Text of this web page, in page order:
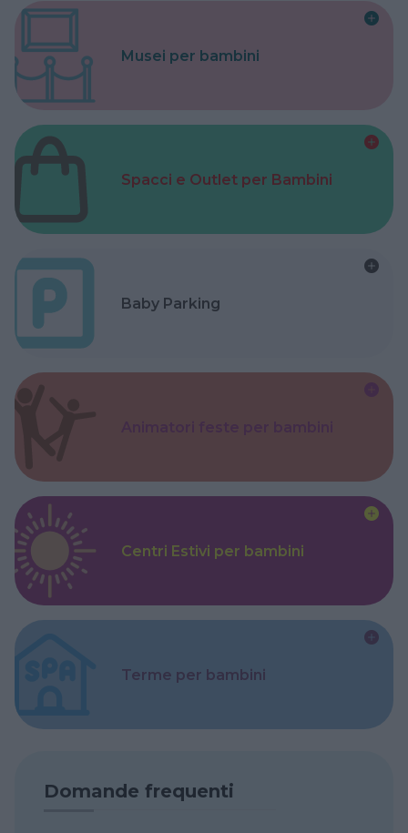
Musei per bambini
Spacci e Outlet per Bambini
Baby Parking
Centri Estivi per bambini
Terme per bambini
Domande frequenti